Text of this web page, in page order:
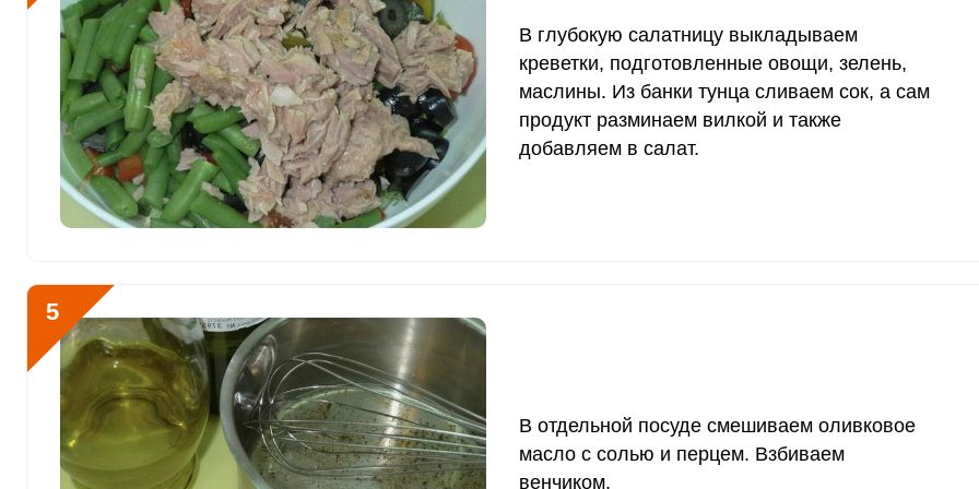
Фтор 2041.2 мкг 4000 мкг 5.8
Хром 186.8 мкг 50 мкг
Цинк 3.9 мг 12 мг 3.7
Бор 69 мкг
Ванадий
В глубокую салатницу выкладываем
креветки, подготовленные овощи, зелень,
маслины. Из банки тунца сливаем сок, а сам
продукт разминаем вилкой и также
добавляем в салат.
5
В отдельной посуде смешиваем оливковое
масло с солью и перцем. Взбиваем
венчиком.